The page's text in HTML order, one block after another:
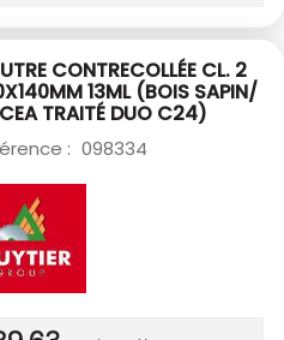
CONTRECOLLÉE CL. 2
13ML (BOIS SAPIN/
TRAITÉ DUO C24)
: 098334